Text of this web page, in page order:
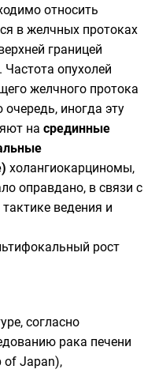
относить
в желчных протоках
границей
опухолей
желчного протока
иногда эту
на срединные
холангиокарциномы,
оправдано, в связи с
ведения и
рост
согласно
рака печени
of Japan),